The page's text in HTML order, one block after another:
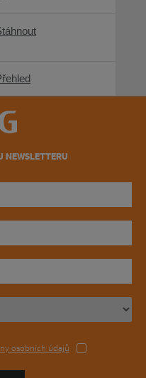
NEWSLETTERU
osobních údajů